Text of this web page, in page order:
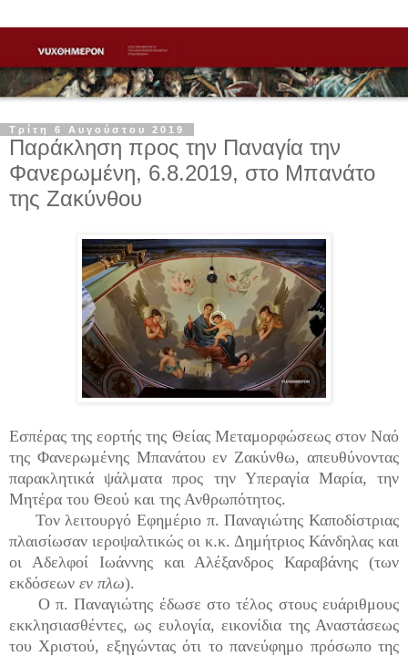
Τρίτη 6 Αυγούστου 2019
Παράκληση προς την Παναγία την
Φανερωμένη, 6.8.2019, στο Μπανάτο
της Ζακύνθου
Εσπέρας της εορτής της Θείας Μεταμορφώσεως στον Ναό
της Φανερωμένης Μπανάτου εν Ζακύνθω, απευθύνοντας
παρακλητικά ψάλματα προς την Υπεραγία Μαρία, την
Μητέρα του Θεού και της Ανθρωπότητος.
Τον λειτουργό Εφημέριο π. Παναγιώτης Καποδίστριας
πλαισίωσαν ιεροψαλτικώς οι κ.κ. Δημήτριος Κάνδηλας και
οι Αδελφοί Ιωάννης και Αλέξανδρος Καραβάνης (των
εκδόσεων εν πλω).
Ο π. Παναγιώτης έδωσε στο τέλος στους ευάριθμους
εκκλησιασθέντες, ως ευλογία, εικονίδια της Αναστάσεως
του Χριστού, εξηγώντας ότι το πανεύφημο πρόσωπο της